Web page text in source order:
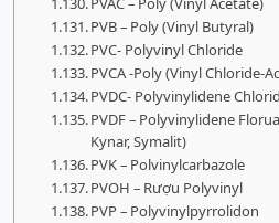
PVB – Poly (Vinyl Butyral)
PVC- Polyvinyl Chloride
PVCA -Poly (Vinyl Chloride-
PVDC- Polyvinylidene
PVDF – Polyvinylidene
Kynar, Symalit)
PVK – Polvinylcarbazole
PVOH – Rượu Polyvinyl
PVP – Polyvinylpyrrolidon